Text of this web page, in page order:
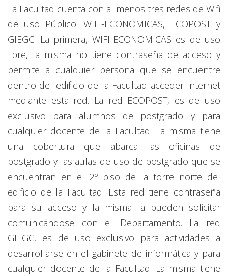
La Facultad cuenta con al menos tres redes de Wifi
de uso Público: WIFI-ECONOMICAS, ECOPOST y
GIEGC. La primera, WIFI-ECONOMICAS es de uso
libre, la misma no tiene contraseña de acceso y
permite a cualquier persona que se encuentre
dentro del edificio de la Facultad acceder Internet
mediante esta red. La red ECOPOST, es de uso
exclusivo para alumnos de postgrado y para
cualquier docente de la Facultad. La misma tiene
una cobertura que abarca las oficinas de
postgrado y las aulas de uso de postgrado que se
encuentran en el 2º piso de la torre norte del
edificio de la Facultad. Esta red tiene contraseña
para su acceso y la misma la pueden solicitar
comunicándose con el Departamento. La red
GIEGC, es de uso exclusivo para actividades a
desarrollarse en el gabinete de informática y para
cualquier docente de la Facultad. La misma tiene